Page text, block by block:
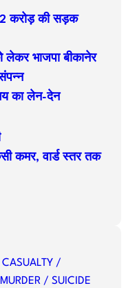
करोड़ की सड़क
लेकर भाजपा बीकानेर
का लेन-देन
कमर, वार्ड स्तर तक
/
/ SUICIDE